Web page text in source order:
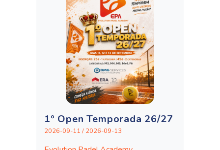
1º Open Temporada 26/27
2026-09-11 / 2026-09-13